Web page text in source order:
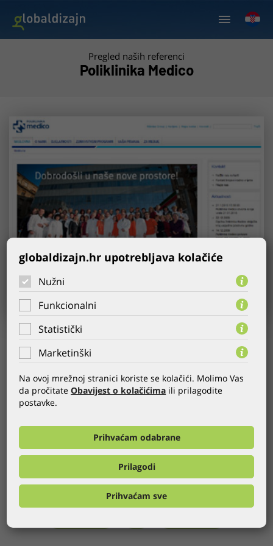
Pregled naših referenci
Poliklinika Medico
KORISNIK:Poliklinika Medico
GODINA:29.01.2010.
KATEGORIJA: Web stranice, CMS, Zdravstvo
WEB: http://www.medico.hr
na kojoj možete naće detaljan opis djelatnosti Poliklinike,
životopise djelatnika, odgovore na najćešća pitanja iz
znanstvenih područja koje pokriva Poliklinika Medico.
OSTALE REFERENCE GLOBALDIZAJNA
globaldizajn.hr upotrebljava kolačiće
Nužni
Funkcionalni
Statistički
Marketinški
Na ovoj mrežnoj stranici koriste se kolačići. Molimo Vas
da pročitateObavijest o kolačićima ili prilagodite
postavke.
Prihvaćam odabrane
Prilagodi
Prihvaćam sve